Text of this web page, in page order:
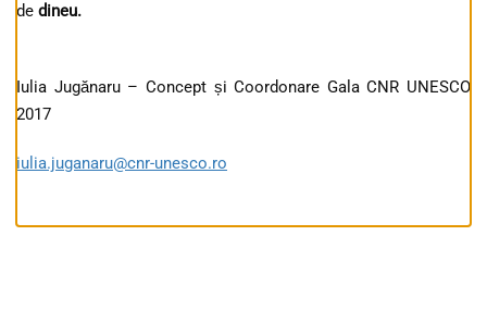
de dineu.
Iulia Jugănaru – Concept și Coordonare Gala CNR UNESCO
2017
iulia.juganaru@cnr-unesco.ro